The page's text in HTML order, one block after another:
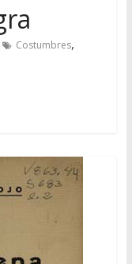
Costumbres,